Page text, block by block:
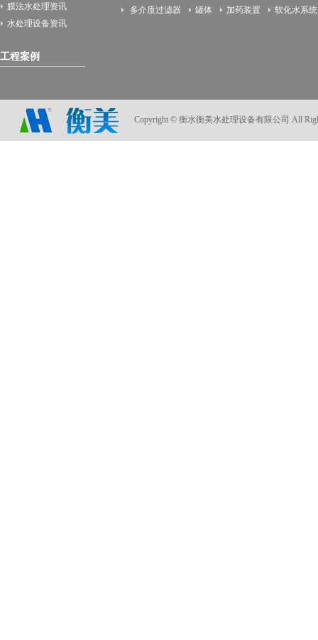
膜法水处理资讯
水处理设备资讯
工程案例
多介质过滤器 罐体 加药装置 软化水系统
Copyright © 衡水衡美水处理设备有限公司 All